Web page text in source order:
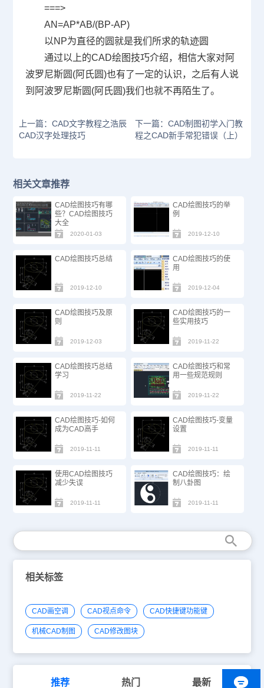
===>
AN=AP*AB/(BP-AP)
以 NP为直径的圆就是我们所求的轨迹圆
通过以上的CAD绘图技巧介绍，相信大家对阿
波罗尼斯圆 (阿氏圆)也有了一定的认识，之后有人说
到阿波罗尼斯圆 (阿氏圆)我们也就不再陌生了。
上一篇：CAD文字教程之浩辰
CAD汉字处理技巧
下一篇：CAD制图初学入门教
程之CAD新手常犯错误（上）
相关文章推荐
CAD绘图技巧有哪
些？CAD绘图技巧
大全
2020-01-03
CAD绘图技巧的举
例
2019-12-10
CAD绘图技巧总结
2019-12-10
CAD绘图技巧的使
用
2019-12-04
CAD绘图技巧及原
则
2019-12-03
CAD绘图技巧的一
些实用技巧
2019-11-22
CAD绘图技巧总结
学习
2019-11-22
CAD绘图技巧和常
用一些规范规则
2019-11-22
CAD绘图技巧-如何
成为CAD高手
2019-11-11
CAD绘图技巧-变量
设置
2019-11-11
使用CAD绘图技巧
减少失误
2019-11-11
CAD绘图技巧：绘
制八卦图
2019-11-11
相关标签
CAD画空调 CAD视点命令 CAD快捷键功能键
机械CAD制图 CAD修改图块
推荐 热门 最新